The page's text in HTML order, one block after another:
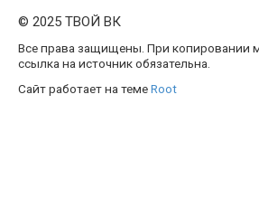
© 2025 ТВОЙ ВК
Все права защищены. При копировании
ссылка на источник обязательна.
Сайт работает на темеRoot